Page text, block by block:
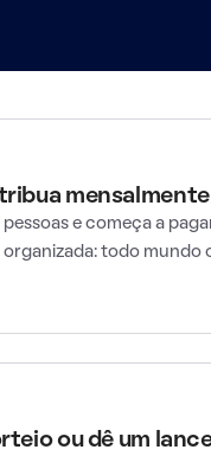
mensalmente
e começa a
todo mundo
ou dê um